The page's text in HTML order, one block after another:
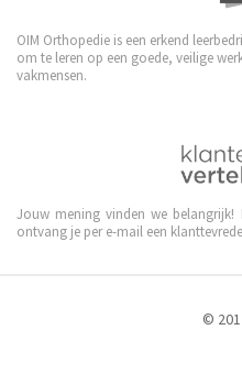
OIM Orthopedie is een erkend
om te leren op een goede, veilige
vakmensen.
Jouw mening vinden we
ontvang je per e-mail een
©